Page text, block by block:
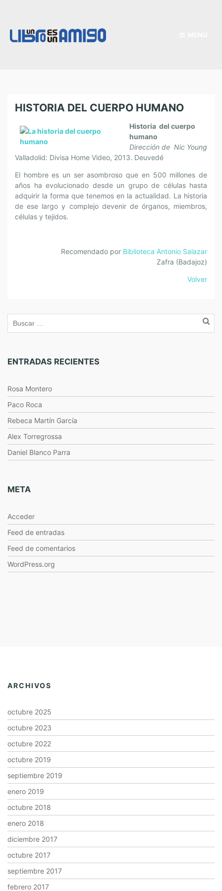
HISTORIA DEL CUERPO HUMANO
Historia del cuerpo
humano
Dirección de Nic Young
Valladolid: Divisa Home Video, 2013. Deuvedé
El hombre es un ser asombroso que en 500 millones de
años ha evolucionado desde un grupo de células hasta
adquirir la forma que tenemos en la actualidad. La historia
de ese largo y complejo devenir de órganos, miembros,
células y tejidos.
Recomendado por Biblioteca Antonio Salazar
Zafra (Badajoz)
Volver
ENTRADAS RECIENTES
Rosa Montero
Paco Roca
Rebeca Martín García
Alex Torregrossa
Daniel Blanco Parra
META
Acceder
Feed de entradas
Feed de comentarios
WordPress.org
ARCHIVOS
octubre 2025
octubre 2023
octubre 2022
octubre 2019
septiembre 2019
enero 2019
octubre 2018
enero 2018
diciembre 2017
octubre 2017
septiembre 2017
febrero 2017